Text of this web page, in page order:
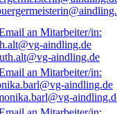
aindling.de